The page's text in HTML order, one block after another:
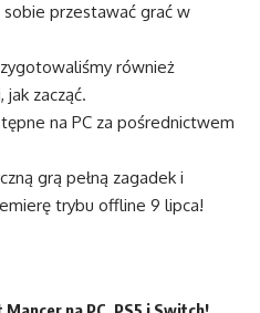
przestawać grać w
również
jak zacząć.
na PC za pośrednictwem
grą pełną zagadek i
trybu offline 9 lipca!